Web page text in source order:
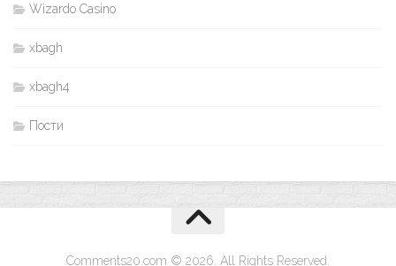
Wizardo Casino
xbagh
xbagh4
Пости
Comments20.com © 2026. All Rights Reserved.